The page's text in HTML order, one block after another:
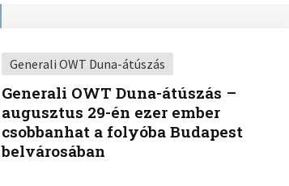
Generali OWT Duna-átúszás
Generali OWT Duna-átúszás –
augusztus 29-én ezer ember
csobbanhat a folyóba Budapest
belvárosában